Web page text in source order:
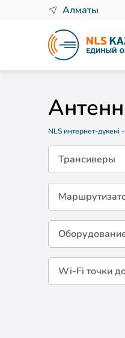
Алматы
NLS интернет-дүкені
Трансиверы
Wi-Fi точки